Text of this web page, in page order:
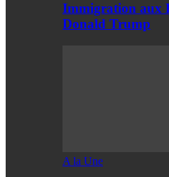
Immigration aux
Donald Trump
A la Une